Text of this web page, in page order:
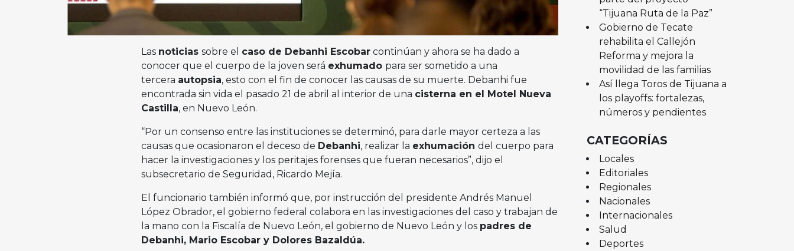
Las noticias sobre el caso de Debanhi Escobarcontinúan y ahora se ha dado a
conocer que el cuerpo de la joven será exhumado para ser sometido a una
tercera autopsia, esto con el fin de conocer las causas de su muerte. Debanhi fue
encontrada sin vida el pasado 21 de abril al interior de una cisterna en el Motel Nueva
Castilla, en Nuevo León.
“Por un consenso entre las instituciones se determinó, para darle mayor certeza a las
causas que ocasionaron el deceso de Debanhi, realizar la exhumación del cuerpo para
hacer la investigaciones y los peritajes forenses que fueran necesarios”, dijo el
subsecretario de Seguridad, Ricardo Mejía.
El funcionario también informó que, por instrucción del presidente Andrés Manuel
López Obrador, el gobierno federal colabora en las investigaciones del caso y trabajan de
la mano con la Fiscalía de Nuevo León, el gobierno de Nuevo León y los padres de
Debanhi, Mario Escobar y Dolores Bazaldúa.
“Tijuana Ruta de la Paz”
Gobierno de Tecate
rehabilita el Callejón
Reforma y mejora la
movilidad de las familias
Así llega Toros de Tijuana a
los playoffs: fortalezas,
números y pendientes
CATEGORÍAS
Locales
Editoriales
Regionales
Nacionales
Internacionales
Salud
Deportes